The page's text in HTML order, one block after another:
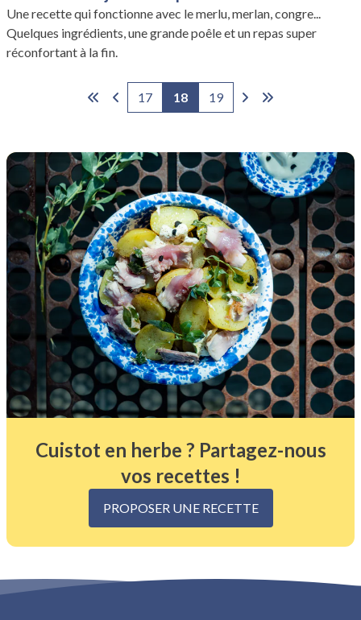
Une recette qui fonctionne avec le merlu, merlan, congre...
Quelques ingrédients, une grande poêle et un repas super
réconfortant à la fin.
17 18 19
Cuistot en herbe ? Partagez-nous
vos recettes !
PROPOSER UNE RECETTE